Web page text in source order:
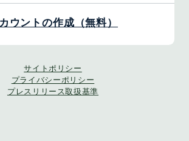
ウントの作成（無料）
サイトポリシー
プライバシーポリシー
プレスリリース取扱基準